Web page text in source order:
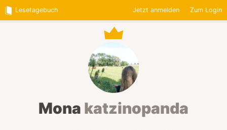
Lesetagebuch Jetzt anmelden Zum Login
Mona katzinopanda